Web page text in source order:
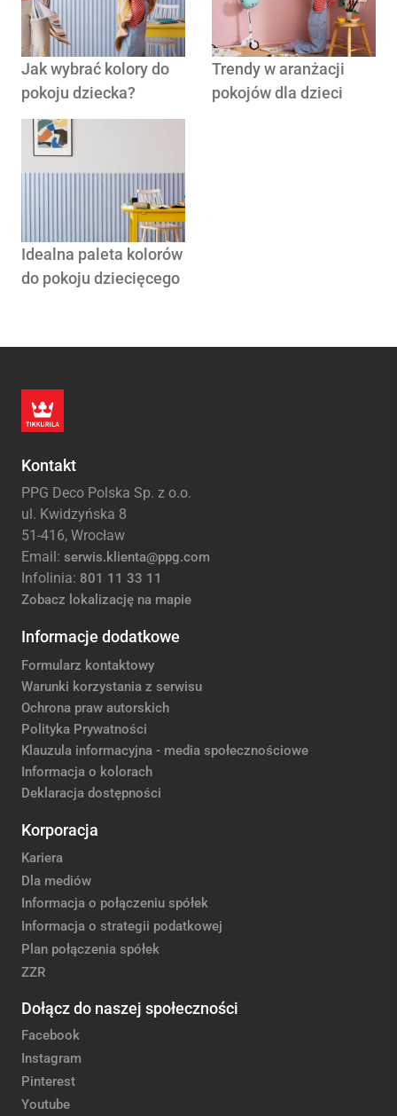
Jak wybrać kolory do
pokoju dziecka?
Trendy w aranżacji
pokojów dla dzieci
Idealna paleta kolorów
do pokoju dziecięcego
Kontakt
PPG Deco Polska Sp. z o.o.
ul. Kwidzyńska 8
51-416, Wrocław
Email: serwis.klienta@ppg.com
Infolinia: 801 11 33 11
Zobacz lokalizację na mapie
Informacje dodatkowe
Formularz kontaktowy
Warunki korzystania z serwisu
Ochrona praw autorskich
Polityka Prywatności
Klauzula informacyjna - media społecznościowe
Informacja o kolorach
Deklaracja dostępności
Korporacja
Kariera
Dla mediów
Informacja o połączeniu spółek
Informacja o strategii podatkowej
Plan połączenia spółek
ZZR
Dołącz do naszej społeczności
Facebook
Instagram
Pinterest
Youtube